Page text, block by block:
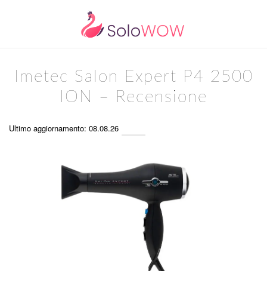
Imetec Salon Expert P4 2500
ION – Recensione
Ultimo aggiornamento: 08.08.26